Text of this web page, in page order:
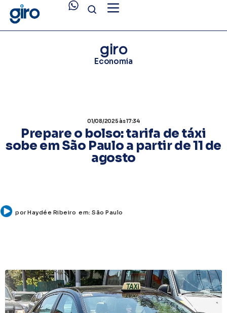
giro
Economia
01/08/2025às 17:34
Prepare o bolso: tarifa de táxi
sobe em São Paulo a partir de 11 de
agosto
porHaydée Ribeiro em: São Paulo